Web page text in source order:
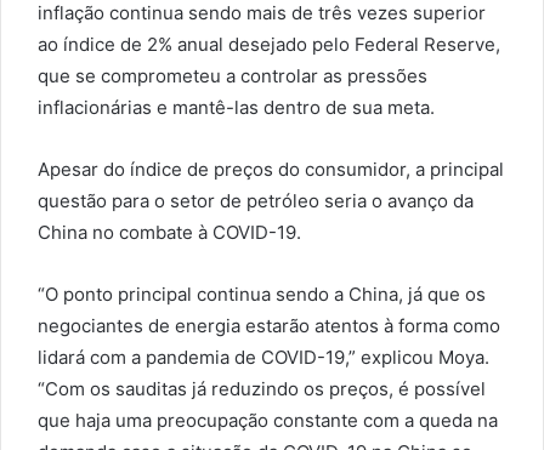
inflação continua sendo mais de três vezes superior
ao índice de 2% anual desejado pelo Federal Reserve,
que se comprometeu a controlar as pressões
inflacionárias e mantê-las dentro de sua meta.
Apesar do índice de preços do consumidor, a principal
questão para o setor de petróleo seria o avanço da
China no combate à COVID-19.
“O ponto principal continua sendo a China, já que os
negociantes de energia estarão atentos à forma como
lidará com a pandemia de COVID-19,” explicou Moya.
“Com os sauditas já reduzindo os preços, é possível
que haja uma preocupação constante com a queda na